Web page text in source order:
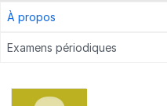
À propos
Examens périodiques